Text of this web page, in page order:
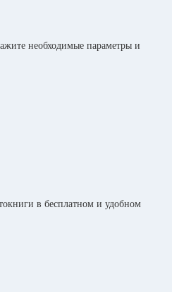
необходимые параметры и
в бесплатном и удобном